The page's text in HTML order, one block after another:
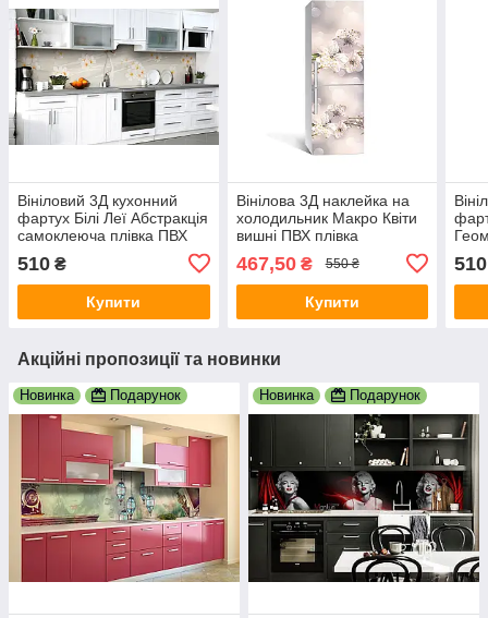
Вініловий 3Д кухонний
фартух Білі Леї Абстракція
самоклеюча плівка ПВХ
600х2000 мм
510 ₴
Купити
Вінілова 3Д наклейка на
холодильник Макро Квіти
вишні ПВХ плівка
Бежевий 650х2000 мм
467,50₴ 550 ₴
Купити
510
Акційні пропозиції та новинки
Новинка Подарунок Новинка Подарунок